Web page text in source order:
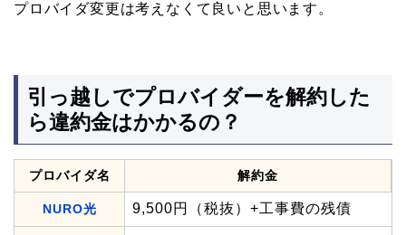
プロバイダ変更は考えなくて良いと思います。
引っ越しでプロバイダーを解約した
ら違約金はかかるの？
プロバイダ名 解約金
NURO光 9,500円（税抜）+工事費の残債